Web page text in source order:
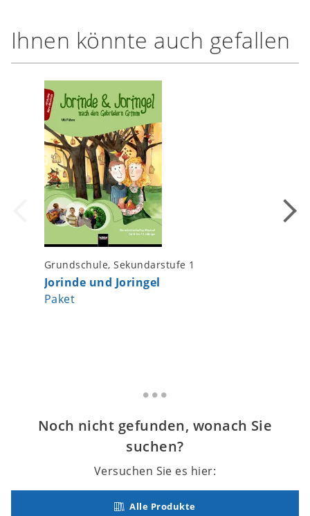
Ihnen könnte auch gefallen
Grundschule, Sekundarstufe 1
Jorinde und Joringel
Paket
Noch nicht gefunden, wonach Sie
suchen?
Versuchen Sie es hier:
Alle Produkte